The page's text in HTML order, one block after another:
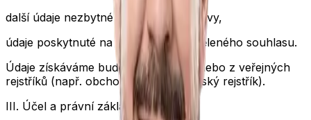
další údaje nezbytné pro plnění smlouvy,
údaje poskytnuté na základě vámi uděleného souhlasu.
Údaje získáváme buď přímo od vás, nebo z veřejných
rejstříků (např. obchodní či živnostenský rejstřík).
III. Účel a právní základ zpracování